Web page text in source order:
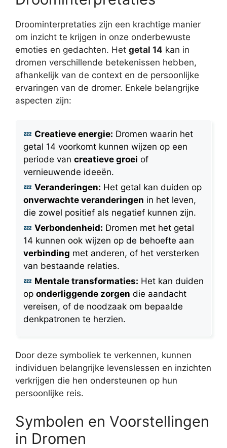
Droominterpretaties zijn een krachtige manier
om inzicht te krijgen in onze onderbewuste
emoties en gedachten. Het getal 14 kan in
dromen verschillende betekenissen hebben,
afhankelijk van de context en de persoonlijke
ervaringen van de dromer. Enkele belangrijke
aspecten zijn:
Creatieve energie: Dromen waarin het
getal 14 voorkomt kunnen wijzen op een
periode van creatieve groei of
vernieuwende ideeën.
Veranderingen: Het getal kan duiden op
onverwachte veranderingen in het leven,
die zowel positief als negatief kunnen zijn.
Verbondenheid: Dromen met het getal
14 kunnen ook wijzen op de behoefte aan
verbinding met anderen, of het versterken
van bestaande relaties.
Mentale transformaties: Het kan duiden
op onderliggende zorgen die aandacht
vereisen, of de noodzaak om bepaalde
denkpatronen te herzien.
Door deze symboliek te verkennen, kunnen
individuen belangrijke levenslessen en inzichten
verkrijgen die hen ondersteunen op hun
persoonlijke reis.
Symbolen en Voorstellingen
in Dromen